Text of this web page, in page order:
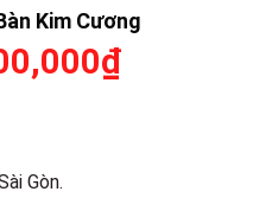
Kim Cương
₫Giá
Gòn.